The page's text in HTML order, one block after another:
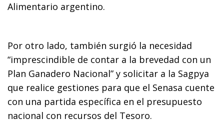
Alimentario argentino.
Por otro lado, también surgió la necesidad
“imprescindible de contar a la brevedad con un
Plan Ganadero Nacional” y solicitar a la Sagpya
que realice gestiones para que el Senasa cuente
con una partida específica en el presupuesto
nacional con recursos del Tesoro.